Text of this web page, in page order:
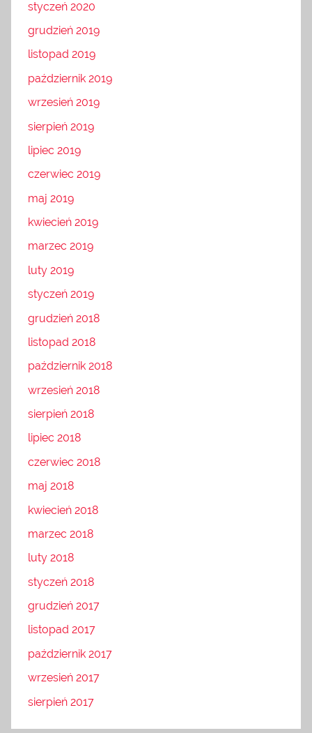
styczeń 2020
grudzień 2019
listopad 2019
październik 2019
wrzesień 2019
sierpień 2019
lipiec 2019
czerwiec 2019
maj 2019
kwiecień 2019
marzec 2019
luty 2019
styczeń 2019
grudzień 2018
listopad 2018
październik 2018
wrzesień 2018
sierpień 2018
lipiec 2018
czerwiec 2018
maj 2018
kwiecień 2018
marzec 2018
luty 2018
styczeń 2018
grudzień 2017
listopad 2017
październik 2017
wrzesień 2017
sierpień 2017